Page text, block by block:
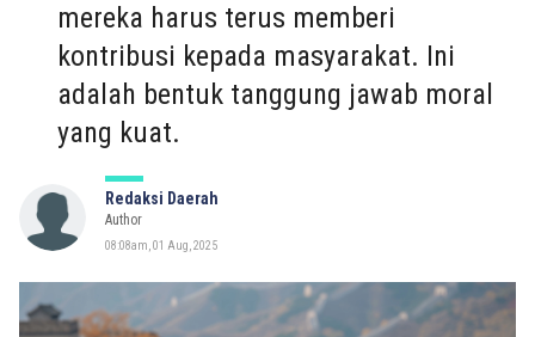
mereka harus terus memberi
kontribusi kepada masyarakat. Ini
adalah bentuk tanggung jawab moral
yang kuat.
Redaksi Daerah
Author
08:08am, 01 Aug, 2025